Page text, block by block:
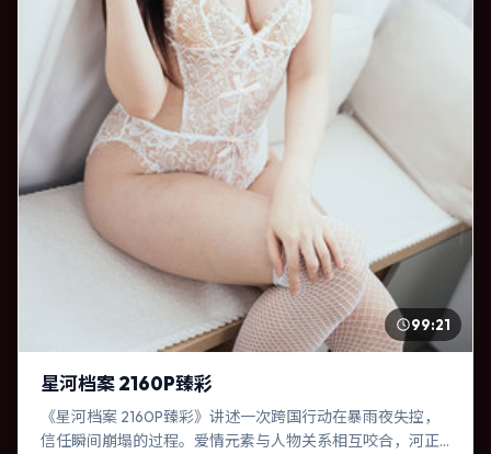
99:21
星河档案 2160P臻彩
《星河档案 2160P臻彩》讲述一次跨国行动在暴雨夜失控，
信任瞬间崩塌的过程。爱情元素与人物关系相互咬合，河正